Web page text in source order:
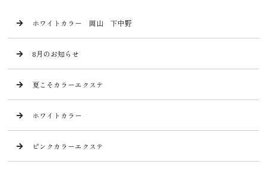
ホワイトカラー 岡山 下中野
8月のお知らせ
夏こそカラーエクステ
ホワイトカラー
ピンクカラーエクステ